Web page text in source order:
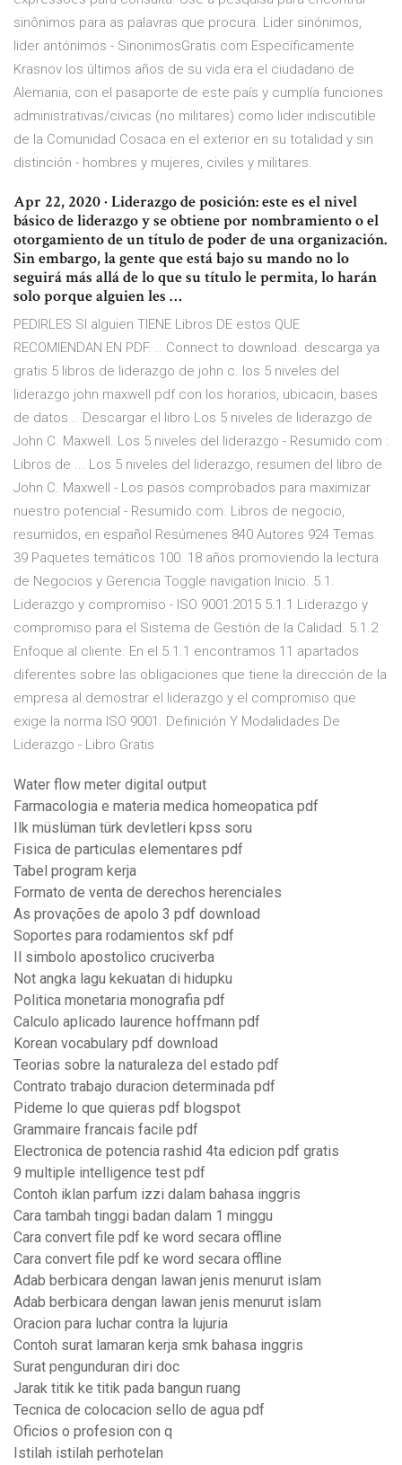
sinônimos para as palavras que procura. Lider sinónimos,
lider antónimos - SinonimosGratis.com Específicamente
Krasnov los últimos años de su vida era el ciudadano de
Alemania, con el pasaporte de este país y cumplía funciones
administrativas/civicas (no militares) como lider indiscutible
de la Comunidad Cosaca en el exterior en su totalidad y sin
distinción - hombres y mujeres, civiles y militares.
Apr 22, 2020 · Liderazgo de posición: este es el nivel
básico de liderazgo y se obtiene por nombramiento o el
otorgamiento de un título de poder de una organización.
Sin embargo, la gente que está bajo su mando no lo
seguirá más allá de lo que su título le permita, lo harán
solo porque alguien les …
PEDIRLES SI alguien TIENE Libros DE estos QUE
RECOMIENDAN EN PDF. .. Connect to download. descarga ya
gratis 5 libros de liderazgo de john c. los 5 niveles del
liderazgo john maxwell pdf con los horarios, ubicacin, bases
de datos .. Descargar el libro Los 5 niveles de liderazgo de
John C. Maxwell. Los 5 niveles del liderazgo - Resumido.com :
Libros de ... Los 5 niveles del liderazgo, resumen del libro de
John C. Maxwell - Los pasos comprobados para maximizar
nuestro potencial - Resumido.com. Libros de negocio,
resumidos, en español Resúmenes 840 Autores 924 Temas
39 Paquetes temáticos 100. 18 años promoviendo la lectura
de Negocios y Gerencia Toggle navigation Inicio. 5.1.
Liderazgo y compromiso - ISO 9001:2015 5.1.1 Liderazgo y
compromiso para el Sistema de Gestión de la Calidad. 5.1.2
Enfoque al cliente. En el 5.1.1 encontramos 11 apartados
diferentes sobre las obligaciones que tiene la dirección de la
empresa al demostrar el liderazgo y el compromiso que
exige la norma ISO 9001. Definición Y Modalidades De
Liderazgo - Libro Gratis
Water flow meter digital output
Farmacologia e materia medica homeopatica pdf
Ilk müslüman türk devletleri kpss soru
Fisica de particulas elementares pdf
Tabel program kerja
Formato de venta de derechos herenciales
As provações de apolo 3 pdf download
Soportes para rodamientos skf pdf
Il simbolo apostolico cruciverba
Not angka lagu kekuatan di hidupku
Politica monetaria monografia pdf
Calculo aplicado laurence hoffmann pdf
Korean vocabulary pdf download
Teorias sobre la naturaleza del estado pdf
Contrato trabajo duracion determinada pdf
Pideme lo que quieras pdf blogspot
Grammaire francais facile pdf
Electronica de potencia rashid 4ta edicion pdf gratis
9 multiple intelligence test pdf
Contoh iklan parfum izzi dalam bahasa inggris
Cara tambah tinggi badan dalam 1 minggu
Cara convert file pdf ke word secara offline
Cara convert file pdf ke word secara offline
Adab berbicara dengan lawan jenis menurut islam
Adab berbicara dengan lawan jenis menurut islam
Oracion para luchar contra la lujuria
Contoh surat lamaran kerja smk bahasa inggris
Surat pengunduran diri doc
Jarak titik ke titik pada bangun ruang
Tecnica de colocacion sello de agua pdf
Oficios o profesion con q
Istilah istilah perhotelan